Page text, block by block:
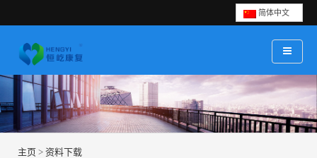
简体中文
主页 > 资料下载